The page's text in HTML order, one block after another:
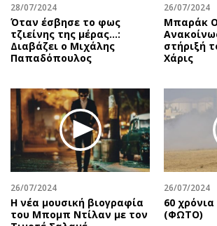
28/07/2024
Όταν έσβησε το φως
τζιείνης της μέρας…:
Διαβάζει ο Μιχάλης
Παπαδόπουλος
26/07/2024
Μπαράκ
στήριξή
Χάρις
26/07/2024
Η νέα μουσική βιογραφία
του Μπομπ Ντίλαν με τον
26/07/2024
60
(ΦΩΤΟ)